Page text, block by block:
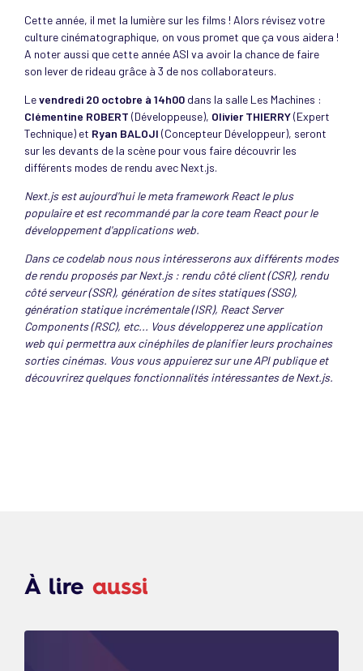
Cette année, il met la lumière sur les films ! Alors révisez votre
culture cinématographique, on vous promet que ça vous aidera !
A noter aussi que cette année ASI va avoir la chance de faire
son lever de rideau grâce à 3 de nos collaborateurs.
Levendredi 20 octobre à 14h00 dans la salle Les Machines :
Clémentine ROBERT (Développeuse), Olivier THIERRY(Expert
Technique) et Ryan BALOJI (Concepteur Développeur), seront
sur les devants de la scène pour vous faire découvrir les
différents modes de rendu avec Next.js.
Next.js est aujourd'hui le meta framework React le plus
populaire et est recommandé par la core team React pour le
développement d'applications web.
Dans ce codelab nous nous intéresserons aux différents modes
de rendu proposés par Next.js : rendu côté client (CSR), rendu
côté serveur (SSR), génération de sites statiques (SSG),
génération statique incrémentale (ISR), React Server
Components (RSC), etc... Vous développerez une application
web qui permettra aux cinéphiles de planifier leurs prochaines
sorties cinémas. Vous vous appuierez sur une API publique et
découvrirez quelques fonctionnalités intéressantes de Next.js.
À lire aussi